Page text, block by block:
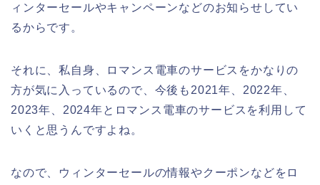
ィンターセールやキャンペーンなどのお知らせしてい
るからです。
それに、私自身、ロマンス電車のサービスをかなりの
方が気に入っているので、今後も2021年、2022年、
2023年、2024年とロマンス電車のサービスを利用して
いくと思うんですよね。
なので、ウィンターセールの情報やクーポンなどをロ